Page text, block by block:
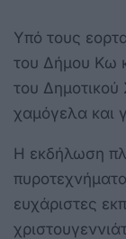
Υπό τους
του Δήμου Κω
του Δημοτικού
χαμόγελα και
Η εκδήλωση
ευχάριστες